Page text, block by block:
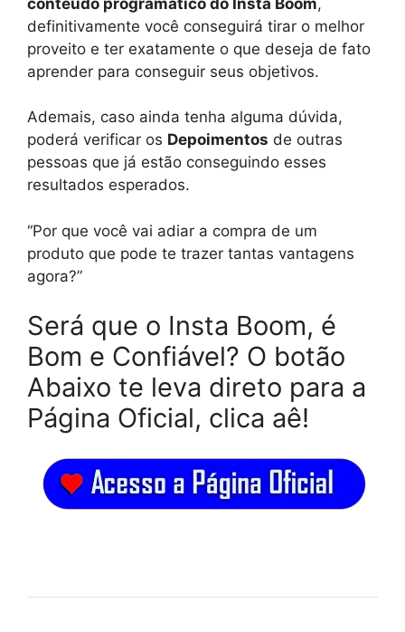
definitivamente você conseguirá tirar o melhor
proveito e ter exatamente o que deseja de fato
aprender para conseguir seus objetivos.
Ademais, caso ainda tenha alguma dúvida,
poderá verificar os Depoimentos de outras
pessoas que já estão conseguindo esses
resultados esperados.
“Por que você vai adiar a compra de um
produto que pode te trazer tantas vantagens
agora?”
Será que o Insta Boom, é
Bom e Confiável? O botão
Abaixo te leva direto para a
Página Oficial, clica aê!